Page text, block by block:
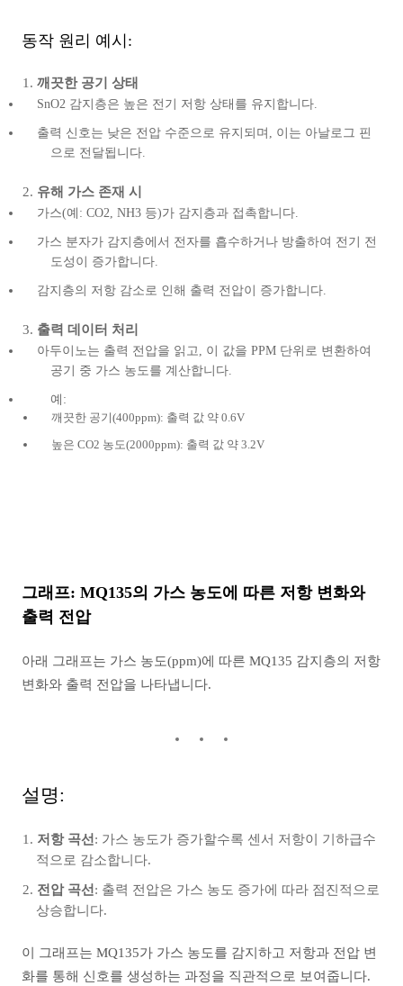
동작 원리 예시:
깨끗한 공기 상태
SnO2 감지층은 높은 전기 저항 상태를 유지합니다.
출력 신호는 낮은 전압 수준으로 유지되며, 이는 아날로그 핀
으로 전달됩니다.
유해 가스 존재 시
가스(예: CO2, NH3 등)가 감지층과 접촉합니다.
가스 분자가 감지층에서 전자를 흡수하거나 방출하여 전기 전
도성이 증가합니다.
감지층의 저항 감소로 인해 출력 전압이 증가합니다.
출력 데이터 처리
아두이노는 출력 전압을 읽고, 이 값을 PPM 단위로 변환하여
공기 중 가스 농도를 계산합니다.
예:
깨끗한 공기(400ppm): 출력 값 약 0.6V
높은 CO2 농도(2000ppm): 출력 값 약 3.2V
그래프: MQ135의 가스 농도에 따른 저항 변화와
출력 전압
아래 그래프는 가스 농도(ppm)에 따른 MQ135 감지층의 저항
변화와 출력 전압을 나타냅니다.
설명:
저항 곡선 : 가스 농도가 증가할수록 센서 저항이 기하급수
적으로 감소합니다.
전압 곡선 : 출력 전압은 가스 농도 증가에 따라 점진적으로
상승합니다.
이 그래프는 MQ135가 가스 농도를 감지하고 저항과 전압 변
화를 통해 신호를 생성하는 과정을 직관적으로 보여줍니다.